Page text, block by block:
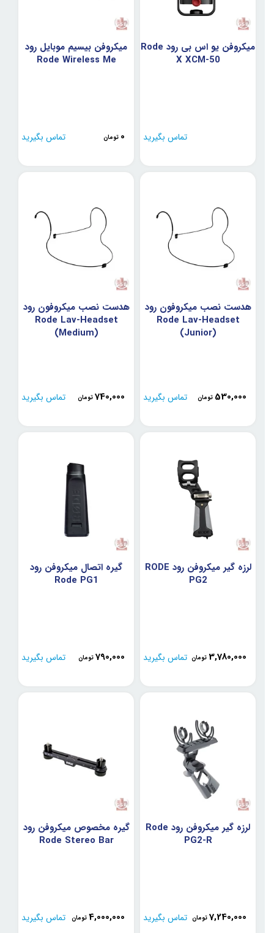
میکروفن یو اس بی رود Rode
X XCM-50
تماس بگیرید
میکروفن بیسیم موبایل رود
Rode Wireless Me
0 تومان تماس بگیرید
هدست نصب میکروفون رود
Rode Lav-Headset
(Junior)
530,000 تومان تماس بگیرید
هدست نصب میکروفون رود
Rode Lav-Headset
(Medium)
740,000 تومان تماس بگیرید
لرزه گیر میکروفن رود RODE
PG2
3,780,000 تومان تماس بگیرید
گیره اتصال میکروفن رود
Rode PG1
790,000 تومان تماس بگیرید
لرزه گیر میکروفن رود Rode
PG2-R
7,240,000 تومان تماس بگیرید
گیره مخصوص میکروفن رود
Rode Stereo Bar
4,000,000 تومان تماس بگیرید